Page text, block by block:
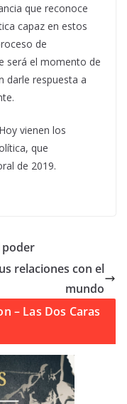
que reconoce
capaz en estos
de
será el momento de
darle respuesta a
vienen los
que
de 2019.
poder
relaciones con el
mundo
– Las Dos Caras